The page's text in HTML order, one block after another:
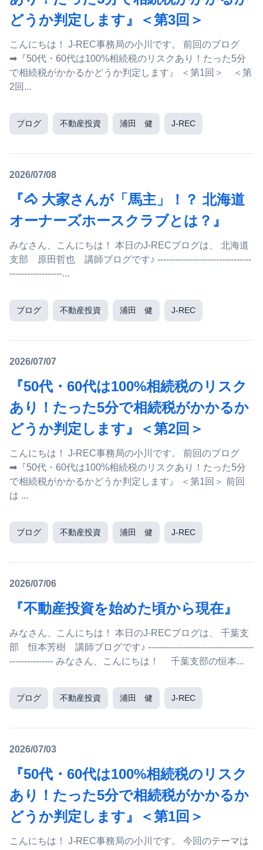
どうか判定します』＜第3回＞
こんにちは！ J-REC事務局の小川です。 前回のブログ
➡『50代・60代は100%相続税のリスクあり！たった5分
で相続税がかかるかどうか判定します』 ＜第1回＞ ＜第
2回...
ブログ 不動産投資 浦田 健 J-REC
2026/07/08
『🐴 大家さんが「馬主」！？ 北海道
オーナーズホースクラブとは？』
みなさん、こんにちは！ 本日のJ-RECブログは、 北海道
支部 原田哲也 講師ブログです♪ --------------------------------
------------------...
ブログ 不動産投資 浦田 健 J-REC
2026/07/07
『50代・60代は100%相続税のリスク
あり！たった5分で相続税がかかるか
どうか判定します』＜第2回＞
こんにちは！ J-REC事務局の小川です。 前回のブログ
➡『50代・60代は100%相続税のリスクあり！たった5分
で相続税がかかるかどうか判定します』 ＜第1回＞ 前回
は ...
ブログ 不動産投資 浦田 健 J-REC
2026/07/06
『不動産投資を始めた頃から現在』
みなさん、こんにちは！ 本日のJ-RECブログは、 千葉支
部 恒本芳樹 講師ブログです♪ ------------------------------------
--------------- みなさん、こんにちは！ 千葉支部の恒本...
ブログ 不動産投資 浦田 健 J-REC
2026/07/03
『50代・60代は100%相続税のリスク
あり！たった5分で相続税がかかるか
どうか判定します』＜第1回＞
こんにちは！ J-REC事務局の小川です。 今回のテーマは